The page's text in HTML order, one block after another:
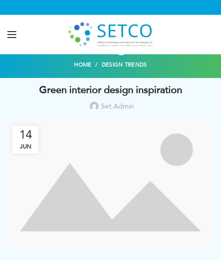
Blog
HOME DESIGN TRENDS
Green interior design inspiration
Set.admin
14
JUN